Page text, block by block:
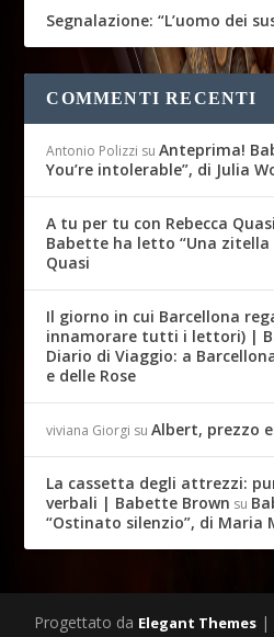
Segnalazione: “L’uomo dei
COMMENTI RECENTI
Antonio Polizzi suAnteprima!
You’re intolerable”, di Julia
A tu per tu con Rebecca
Babette ha letto “Una zitella
Quasi
Il giorno in cui Barcellona
innamorare tutti i lettori) |
Diario di Viaggio: a
e delle Rose
viviana Giorgi suAlbert, prezzo
La cassetta degli attrezzi:
verbali | Babette Brown su
“Ostinato silenzio”, di Maria
Progettato da Elegant Themes|